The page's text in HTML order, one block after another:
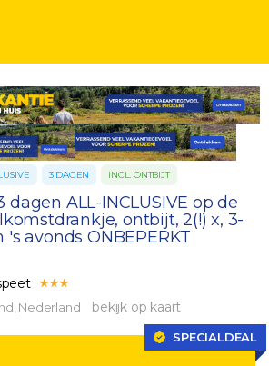
3 DAGEN INCL. ONTBIJT
dagen ALL-INCLUSIVE op de
ontbijt, 2(!) x, 3-
avonds ONBEPERKT
Nederland bekijk op kaart
SPECIALDEAL